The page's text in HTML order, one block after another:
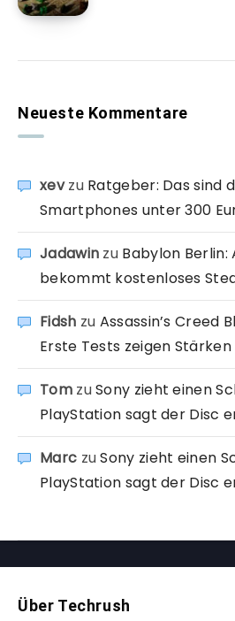
Neueste Kommentare
xevzu Ratgeber: Das sind
Smartphones unter 300
Jadawin zu Babylon Berlin:
bekommt kostenloses
Fidsh zu Assassin’s Creed
Erste Tests zeigen
TomzuSony zieht einen
PlayStation sagt der Disc
Marc zuSony zieht einen
PlayStation sagt der Disc
Über Techrush